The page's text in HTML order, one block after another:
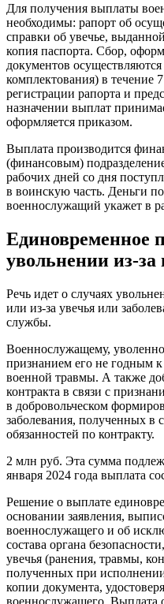
Для получения выплаты
необходимы: рапорт об
справки об увечье,
копия паспорта. Сбор,
документов
комплектования) в течение
регистрации рапорта и
назначении выплат
оформляется приказом.
Выплата производится
(финансовым)
рабочих дней со дня
в воинскую часть. Деньги
военнослужащий укажет в
Единовременное
увольнении из-
Речь идет о случаях
или из-за увечья или
службы.
Военнослужащему,
признанием его не годным
военной травмы. А также
контракта в связи с
в добровольческом
заболевания, полученных в
обязанностей по контракту.
2 млн руб. Эта сумма
января 2024 года выплата
Решение о выплате
основании заявления,
военнослужащего и об
состава органа
увечья (ранения, травмы,
полученных при
копии документа,
военнослужащего. Выплата